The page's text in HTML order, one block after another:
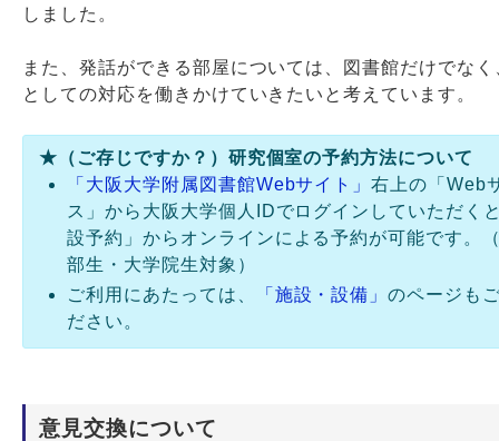
しました。
また、発話ができる部屋については、図書館だけでな
としての対応を働きかけていきたいと考えています。
★（ご存じですか？）研究個室の予約方法について
「大阪大学附属図書館Webサイト」右上の「Web
ス」から大阪大学個人IDでログインしていただく
設予約」からオンラインによる予約が可能です。
部生・大学院生対象）
ご利用にあたっては、
「施設・設備」のページも
ださい。
意見交換について